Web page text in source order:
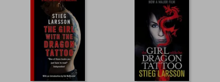
S/ 125,58
55%
dcto.